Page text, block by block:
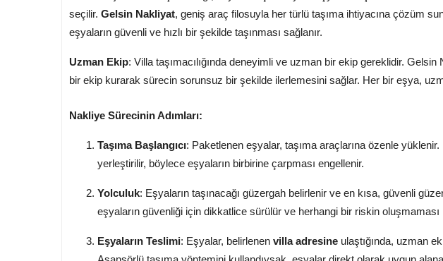
seçilir. Gelsin Nakliyat, geniş araç filosuyla her türlü taşıma ihtiyacına çözüm
eşyaların güvenli ve hızlı bir şekilde taşınması sağlanır.
Uzman Ekip: Villa taşımacılığında deneyimli ve uzman bir ekip gereklidir.
bir ekip kurarak sürecin sorunsuz bir şekilde ilerlemesini sağlar. Her bir eşya,
Nakliye Sürecinin Adımları:
Taşıma Başlangıcı: Paketlenen eşyalar, taşıma araçlarına özenle
yerleştirilir, böylece eşyaların birbirine çarpması engellenir.
Yolculuk: Eşyaların taşınacağı güzergah belirlenir ve en kısa, güvenli
eşyaların güvenliği için dikkatlice sürülür ve herhangi bir riskin
Eşyaların Teslimi: Eşyalar, belirlenen villa adresine ulaştığında, uzman